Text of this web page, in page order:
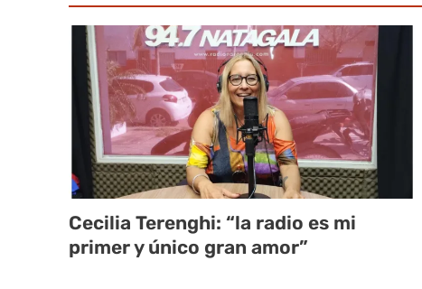
Cecilia Terenghi: “la radio es mi
primer y único gran amor”